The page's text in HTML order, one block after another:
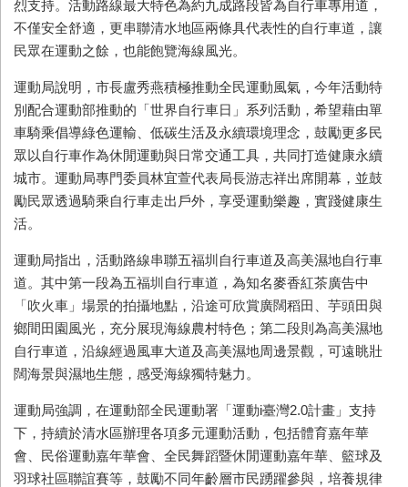
烈支持。活動路線最大特色為約九成路段皆為自行車專用道，
不僅安全舒適，更串聯清水地區兩條具代表性的自行車道，讓
民眾在運動之餘，也能飽覽海線風光。
運動局說明，市長盧秀燕積極推動全民運動風氣，今年活動特
別配合運動部推動的「世界自行車日」系列活動，希望藉由單
車騎乘倡導綠色運輸、低碳生活及永續環境理念，鼓勵更多民
眾以自行車作為休閒運動與日常交通工具，共同打造健康永續
城市。運動局專門委員林宜萱代表局長游志祥出席開幕，並鼓
勵民眾透過騎乘自行車走出戶外，享受運動樂趣，實踐健康生
活。
運動局指出，活動路線串聯五福圳自行車道及高美濕地自行車
道。其中第一段為五福圳自行車道，為知名麥香紅茶廣告中
「吹火車」場景的拍攝地點，沿途可欣賞廣闊稻田、芋頭田與
鄉間田園風光，充分展現海線農村特色；第二段則為高美濕地
自行車道，沿線經過風車大道及高美濕地周邊景觀，可遠眺壯
闊海景與濕地生態，感受海線獨特魅力。
運動局強調，在運動部全民運動署「運動i臺灣2.0計畫」支持
下，持續於清水區辦理各項多元運動活動，包括體育嘉年華
會、民俗運動嘉年華會、全民舞蹈暨休閒運動嘉年華、籃球及
羽球社區聯誼賽等，鼓勵不同年齡層市民踴躍參與，培養規律